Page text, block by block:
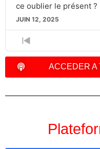
ce oublier le présent ?
JUIN 12, 2025
PREVIOUS
EPISODE
ACCEDER A